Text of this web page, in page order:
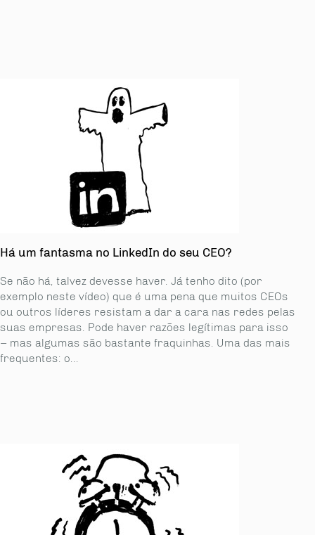
Há um fantasma no LinkedIn do seu CEO?
Se não há, talvez devesse haver. Já tenho dito (por
exemplo neste vídeo) que é uma pena que muitos CEOs
ou outros líderes resistam a dar a cara nas redes pelas
suas empresas. Pode haver razões legítimas para isso
– mas algumas são bastante fraquinhas. Uma das mais
frequentes: o...